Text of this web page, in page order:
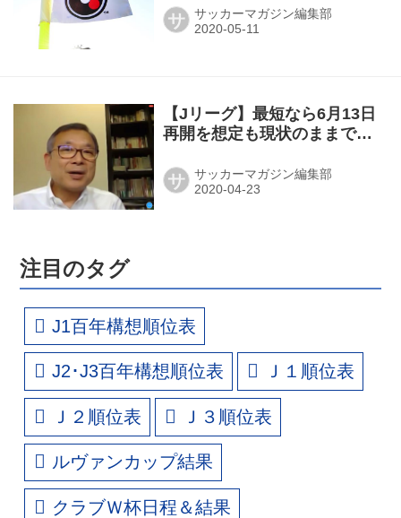
サ サッカーマガジン編集部
【Jリーグ】最短なら6月13日
再開を想定も現状のままでは
サ サッカーマガジン編集部
注目のタグ
J1百年構想順位表
J2･J3百年構想順位表 Ｊ１順位表
Ｊ２順位表 Ｊ３順位表
ルヴァンカップ結果
クラブＷ杯日程＆結果